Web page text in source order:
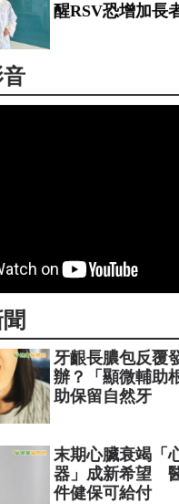
醒RSV恐增加長
牙齦長膿包反覆
辦？「顯微輔助
助保留自然牙
末期心臟衰竭「
器」成新希望
件健保可給付